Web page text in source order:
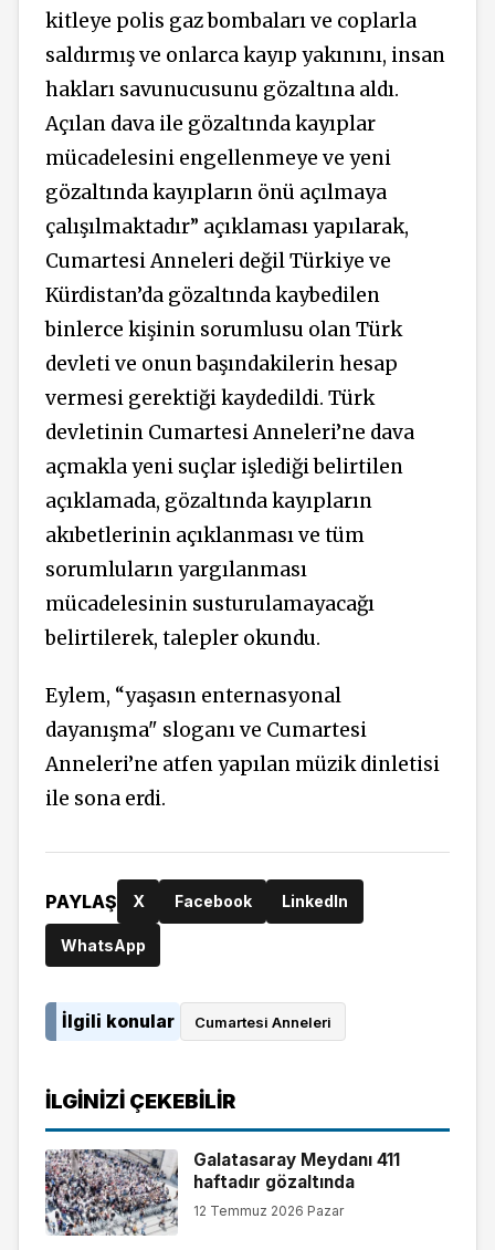
kitleye polis gaz bombaları ve coplarla
saldırmış ve onlarca kayıp yakınını, insan
hakları savunucusunu gözaltına aldı.
Açılan dava ile gözaltında kayıplar
mücadelesini engellenmeye ve yeni
gözaltında kayıpların önü açılmaya
çalışılmaktadır” açıklaması yapılarak,
Cumartesi Anneleri değil Türkiye ve
Kürdistan’da gözaltında kaybedilen
binlerce kişinin sorumlusu olan Türk
devleti ve onun başındakilerin hesap
vermesi gerektiği kaydedildi. Türk
devletinin Cumartesi Anneleri’ne dava
açmakla yeni suçlar işlediği belirtilen
açıklamada, gözaltında kayıpların
akıbetlerinin açıklanması ve tüm
sorumluların yargılanması
mücadelesinin susturulamayacağı
belirtilerek, talepler okundu.
Eylem, “yaşasın enternasyonal
dayanışma" sloganı ve Cumartesi
Anneleri’ne atfen yapılan müzik dinletisi
ile sona erdi.
PAYLAŞ X Facebook LinkedIn
WhatsApp
İlgili konular Cumartesi Anneleri
İLGINIZI ÇEKEBILIR
Galatasaray Meydanı 411
haftadır gözaltında
12 Temmuz 2026 Pazar